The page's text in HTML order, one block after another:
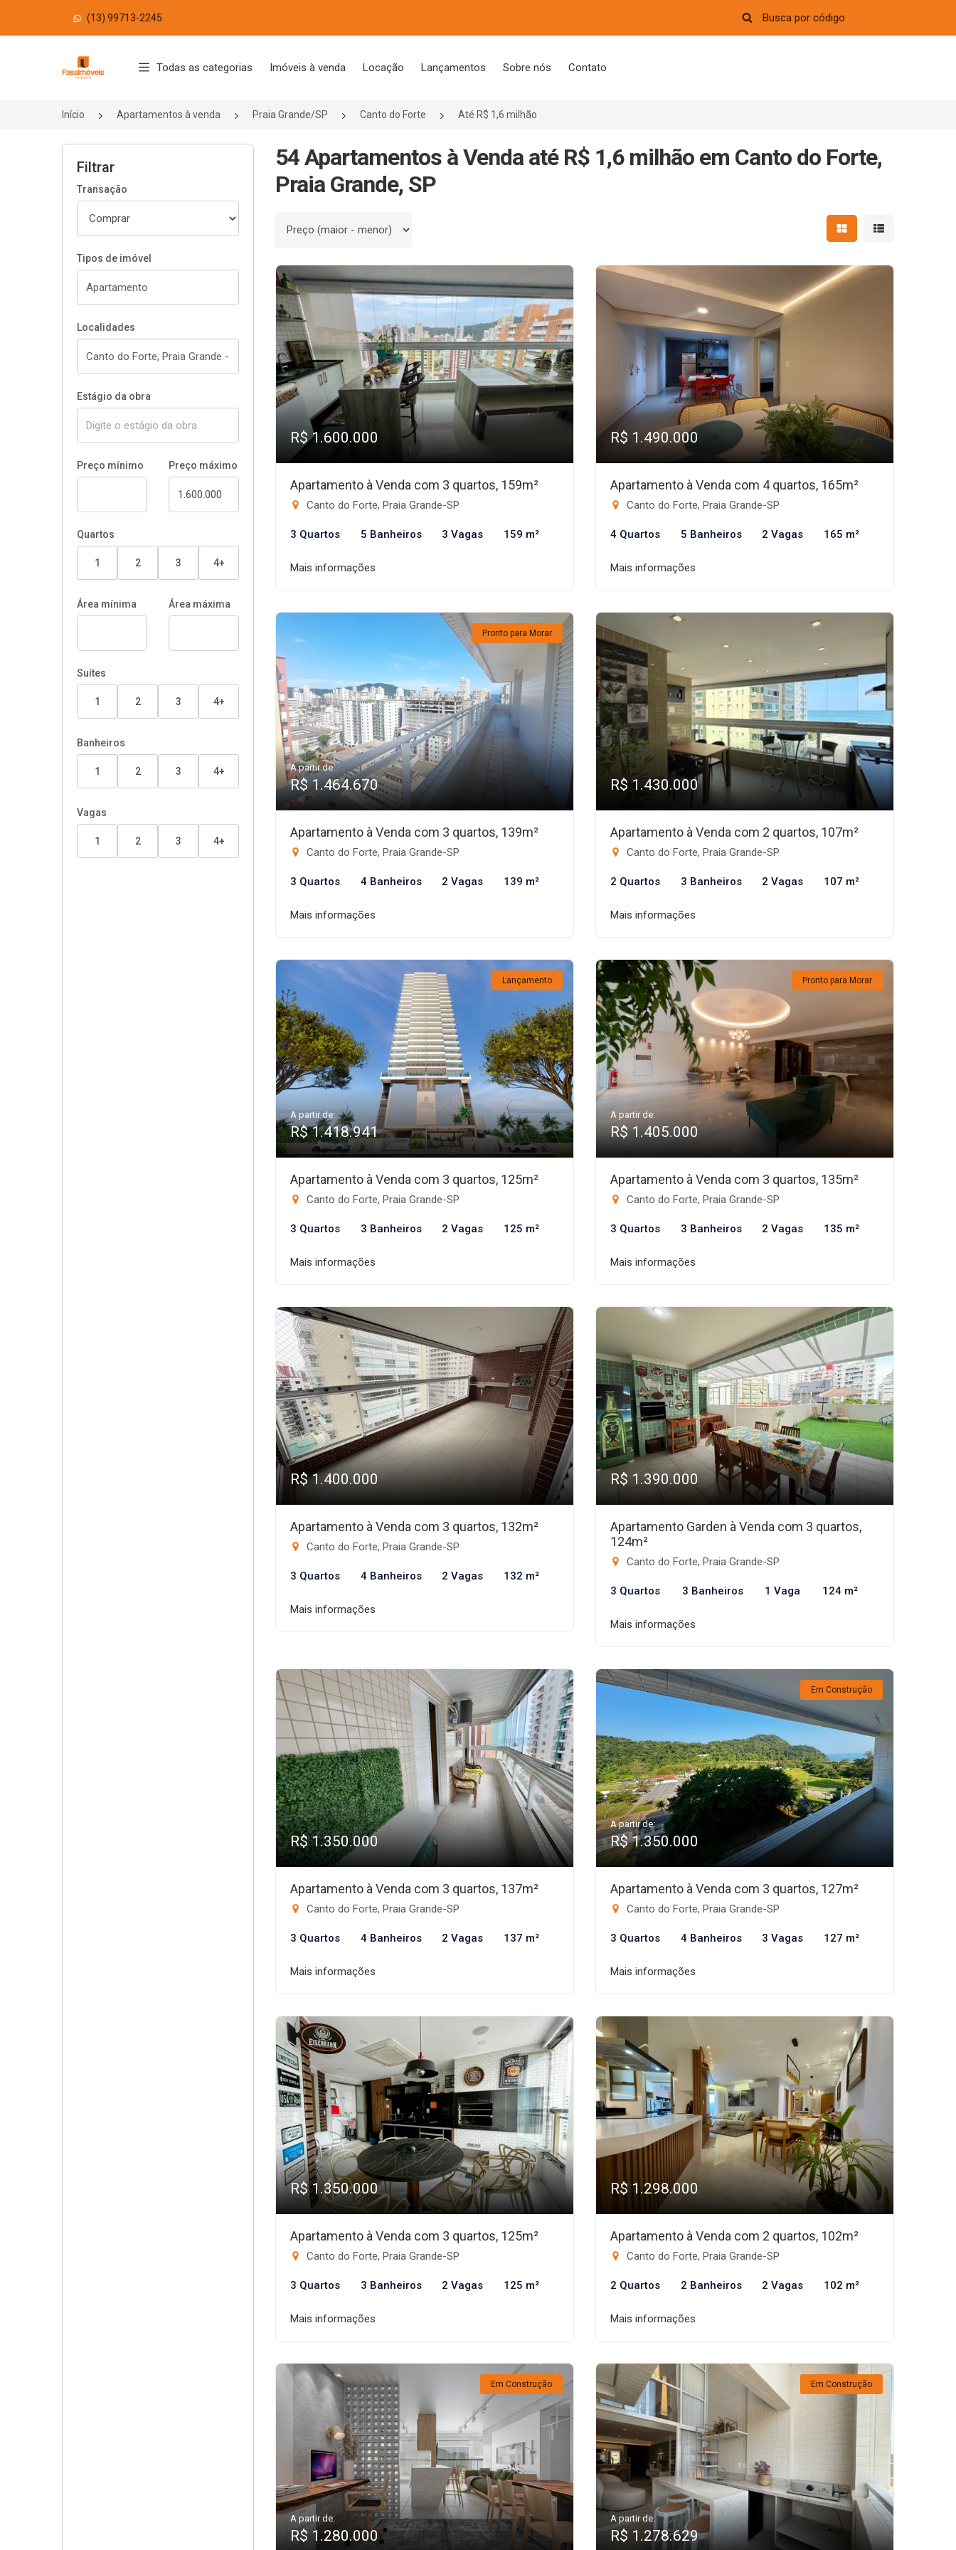
(13) 99713-2245
Página inicial
Todas as categorias Imóveis à venda Locação Lançamentos Sobre nós Contato
Início Apartamentos à venda Praia Grande/SP Canto do Forte Até R$ 1,6 milhão
Filtrar
Transação
Tipos de imóvel
Localidades
Estágio da obra
Preço mínimo Preço máximo
Quartos
1 2 3 4+
Área mínima Área máxima
Suítes
1 2 3 4+
Banheiros
1 2 3 4+
Vagas
1 2 3 4+
54 Apartamentos à Venda até R$ 1,6 milhão em Canto do Forte,
Praia Grande, SP
Ordenar por Mostrar resultados em
Mostrar
R$ 1.600.000
Apartamento à Venda com 3 quartos, 159m²
Canto do Forte, Praia Grande-SP
3 Quartos 5 Banheiros 3 Vagas 159 m²
Mais informações
R$ 1.490.000
Apartamento à Venda com 4 quartos, 165m²
Canto do Forte, Praia Grande-SP
4 Quartos 5 Banheiros 2 Vagas 165 m²
Mais informações
Pronto para Morar
A partir de:
R$ 1.464.670
Apartamento à Venda com 3 quartos, 139m²
Canto do Forte, Praia Grande-SP
3 Quartos 4 Banheiros 2 Vagas 139 m²
Mais informações
R$ 1.430.000
Apartamento à Venda com 2 quartos, 107m²
Canto do Forte, Praia Grande-SP
2 Quartos 3 Banheiros 2 Vagas 107 m²
Mais informações
Lançamento
A partir de:
R$ 1.418.941
Apartamento à Venda com 3 quartos, 125m²
Canto do Forte, Praia Grande-SP
3 Quartos 3 Banheiros 2 Vagas 125 m²
Mais informações
Pronto para Morar
A partir de:
R$ 1.405.000
Apartamento à Venda com 3 quartos, 135m²
Canto do Forte, Praia Grande-SP
3 Quartos 3 Banheiros 2 Vagas 135 m²
Mais informações
R$ 1.400.000
Apartamento à Venda com 3 quartos, 132m²
Canto do Forte, Praia Grande-SP
3 Quartos 4 Banheiros 2 Vagas 132 m²
Mais informações
R$ 1.390.000
Apartamento Garden à Venda com 3 quartos,
124m²
Canto do Forte, Praia Grande-SP
3 Quartos 3 Banheiros 1 Vaga 124 m²
Mais informações
R$ 1.350.000
Apartamento à Venda com 3 quartos, 137m²
Canto do Forte, Praia Grande-SP
3 Quartos 4 Banheiros 2 Vagas 137 m²
Mais informações
Em Construção
A partir de:
R$ 1.350.000
Apartamento à Venda com 3 quartos, 127m²
Canto do Forte, Praia Grande-SP
3 Quartos 4 Banheiros 3 Vagas 127 m²
Mais informações
R$ 1.350.000
Apartamento à Venda com 3 quartos, 125m²
Canto do Forte, Praia Grande-SP
3 Quartos 3 Banheiros 2 Vagas 125 m²
Mais informações
R$ 1.298.000
Apartamento à Venda com 2 quartos, 102m²
Canto do Forte, Praia Grande-SP
2 Quartos 2 Banheiros 2 Vagas 102 m²
Mais informações
Em Construção
A partir de:
R$ 1.280.000
Em Construção
A partir de:
R$ 1.278.629